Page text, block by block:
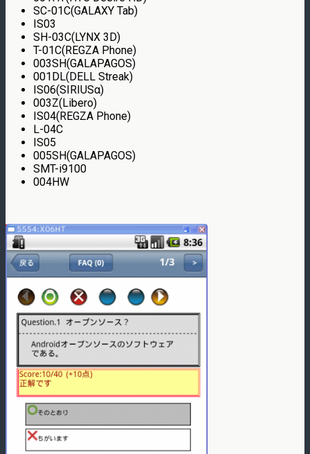
SC-01C(GALAXY Tab)
IS03
SH-03C(LYNX 3D)
T-01C(REGZA Phone)
003SH(GALAPAGOS)
001DL(DELL Streak)
IS06(SIRIUSα)
003Z(Libero)
IS04(REGZA Phone)
L-04C
IS05
005SH(GALAPAGOS)
SMT-i9100
004HW